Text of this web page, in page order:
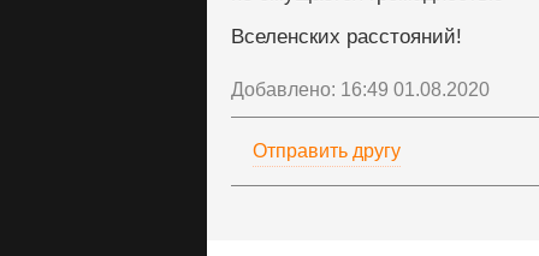
Вселенских расстояний!
Добавлено: 16:49 01.08.2020
Отправить другу